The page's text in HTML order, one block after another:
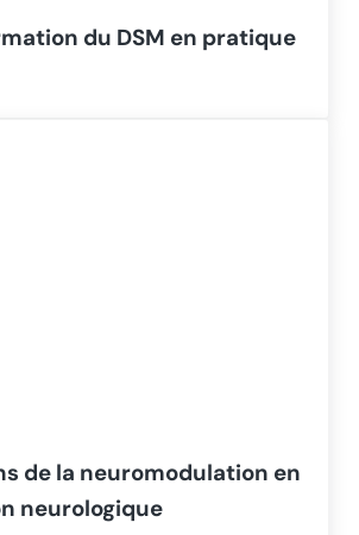
du DSM en pratique
de la neuromodulation en
neurologique